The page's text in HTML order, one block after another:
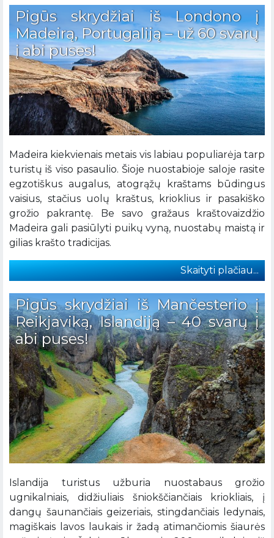
Pigūs skrydžiai iš Londono į
Madeirą, Portugaliją – už 60 svarų
į abi puses!
Madeira kiekvienais metais vis labiau populiarėja tarp
turistų iš viso pasaulio. Šioje nuostabioje saloje rasite
egzotiškus augalus, atogrąžų kraštams būdingus
vaisius, stačius uolų kraštus, krioklius ir pasakiško
grožio pakrantę. Be savo gražaus kraštovaizdžio
Madeira gali pasiūlyti puikų vyną, nuostabų maistą ir
gilias krašto tradicijas.
Skaityti plačiau...
Pigūs skrydžiai iš Mančesterio į
Reikjaviką, Islandiją – 40 svarų į
abi puses!
Islandija turistus užburia nuostabaus grožio
ugnikalniais, didžiuliais šniokščiančiais kriokliais, į
dangų šaunančiais geizeriais, stingdančiais ledynais,
magiškais lavos laukais ir žadą atimančiomis šiaurės